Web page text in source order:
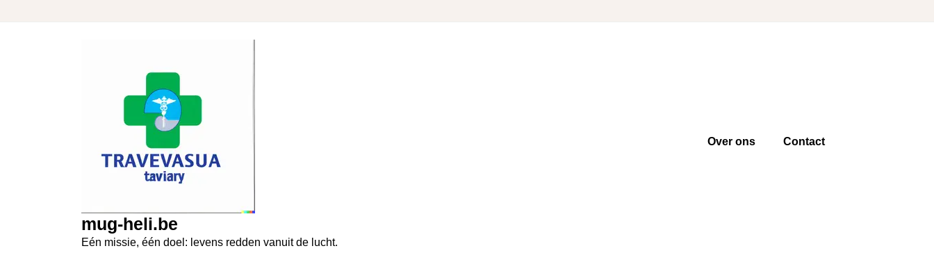
mug-heli.be
Eén missie, één doel: levens redden vanuit de lucht.
Over ons Contact